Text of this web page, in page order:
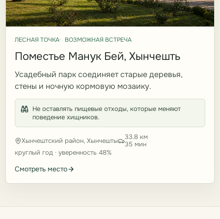
ЛЕСНАЯ ТОЧКА ВОЗМОЖНАЯ ВСТРЕЧА
Поместье Манук Бей, Хынчешть
Усадебный парк соединяет старые деревья,
стены и ночную кормовую мозаику.
Не оставлять пищевые отходы, которые меняют
поведение хищников.
Хынчештский район, Хынчешты
33.8 км
35 мин
круглый год · уверенность 48%
Смотреть место